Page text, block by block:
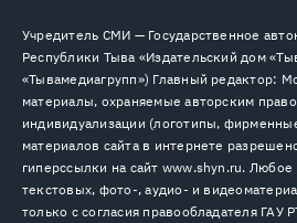
Учредитель СМИ — Государственное
Республики Тыва «Издательский дом
«Тывамедиагрупп») Главный редактор:
материалы, охраняемые авторским
индивидуализации (логотипы,
материалов сайта в интернете
гиперссылки на сайт www.shyn.ru. Любое
текстовых, фото-, аудио- и
только с согласия правообладателя ГАУ